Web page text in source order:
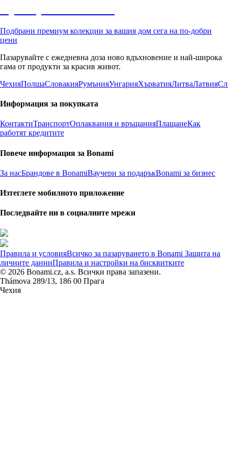
Подбрани премиум колекции за вашия дом сега на по-добри
цени
Пазарувайте с ежедневна доза ново вдъхновение и най-широка
гама от продукти за красив живот.
ЧехияПолшаСловакияРумънияУнгарияХърватияЛитваЛатвия
Информация за покупката
КонтактиТранспортОплаквания и връщанияПлащанеКак
работят кредитите
Повече информация за Bonami
За насБрандове в BonamiВаучери за подаръкBonami за бизнес
Изтеглете мобилното приложение
Последвайте ни в социалните мрежи
Правила и условияВсичко за пазаруването в Bonami Защита на
личните данниПравила и настройки на бисквитките
© 2026 Bonami.cz, a.s. Всички права запазени.
Thámova 289/13, 186 00 Прага
Чехия